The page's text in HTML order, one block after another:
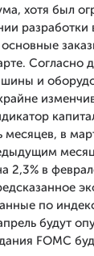
хотя был
разработки
Согласно
и
в
2,3% в
по
будут
FOMC